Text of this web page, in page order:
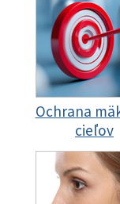
Ochrana
cieľov